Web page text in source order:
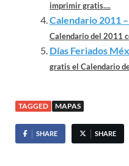
imprimir gratis....
Calendario 2011
Calendario del 2011
Días Feriados
gratis el Calendario
TAGGED MAPAS
SHARE SHARE